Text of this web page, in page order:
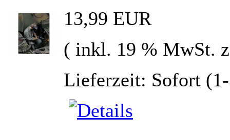
13,99 EUR
( inkl. 19 % MwSt.
Lieferzeit: Sofort